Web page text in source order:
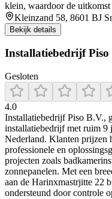
klein, waardoor de
Kleinzand 58, 8601 BJ
Bekijk details
Installatiebedrijf Piso
Gesloten
4.0
Installatiebedrijf Piso B.V.,
installatiebedrijf met ruim 9
Nederland. Klanten prijzen
professionele en
projecten zoals
zonnepanelen. Met een
aan de Harinxmastrjitte 22
ondersteund door controle